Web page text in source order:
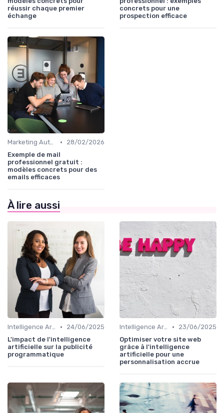
réussir chaque premier
échange
concrets pour une
prospection efficace
Marketing Automation & CRM •
28/02/2026
Exemple de mail
professionnel gratuit :
modèles concrets pour des
emails efficaces
À lire aussi
Intelligence Artificielle en marketing •
24/06/2025
L'impact de l'intelligence
artificielle sur la publicité
programmatique
Intelligence Artificielle en marketing •
23/06/2025
Optimiser votre site web
grâce à l'intelligence
artificielle pour une
personnalisation accrue